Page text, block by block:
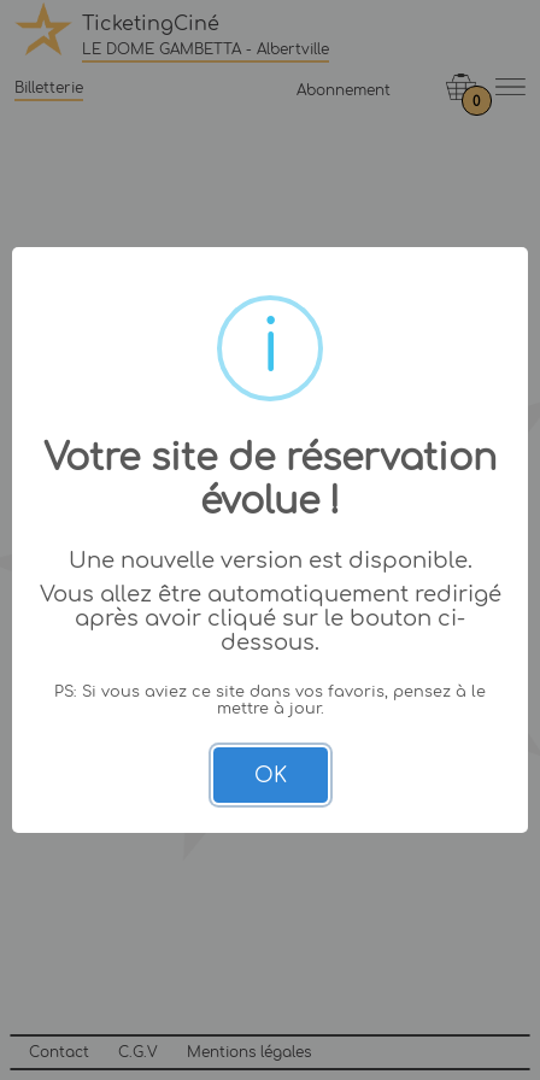
TicketingCiné
LE DOME GAMBETTA - Albertville
Billetterie Abonnement
0
Contact C.G.V Mentions légales
Votre site de réservation
évolue !
Une nouvelle version est disponible.
Vous allez être automatiquement redirigé
après avoir cliqué sur le bouton ci-
dessous.
PS: Si vous aviez ce site dans vos favoris, pensez à le
mettre à jour.
OK